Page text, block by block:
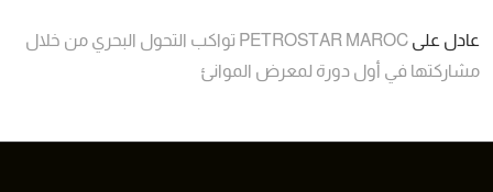
عادل على
PETROSTAR MAROC تواكب التحول البحري من خلال
مشاركتها في أول دورة لمعرض الموانئ